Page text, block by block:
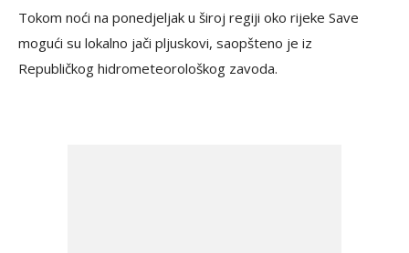
Tokom noći na ponedjeljak u široj regiji oko rijeke Save
mogući su lokalno jači pljuskovi, saopšteno je iz
Republičkog hidrometeorološkog zavoda.